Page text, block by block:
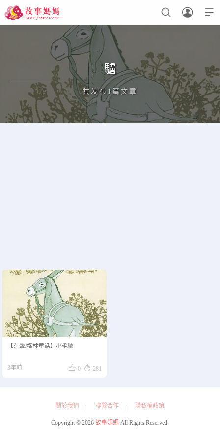



查看教程
驢
共发布1篇文章
【有聲/格林童話】小毛驢
3年前  0  281
關於我們 聯繫合作 隱私權政策
Copyright © 2026 故事媽媽 All Rights Reserved.